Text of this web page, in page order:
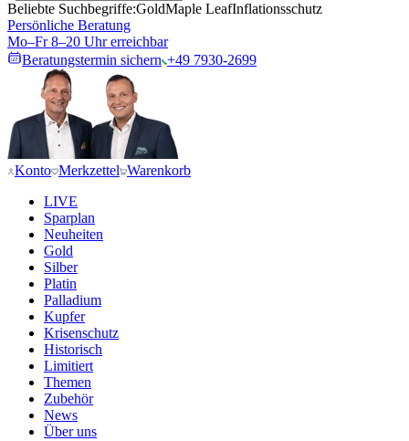
Beliebte Suchbegriffe:GoldMaple LeafInflationsschutz
Persönliche Beratung
Mo–Fr 8–20 Uhr erreichbar
Beratungstermin sichern +49 7930-2699
Konto Merkzettel Warenkorb
LIVE
Sparplan
Neuheiten
Gold
Silber
Platin
Palladium
Kupfer
Krisenschutz
Historisch
Limitiert
Themen
Zubehör
News
Über uns